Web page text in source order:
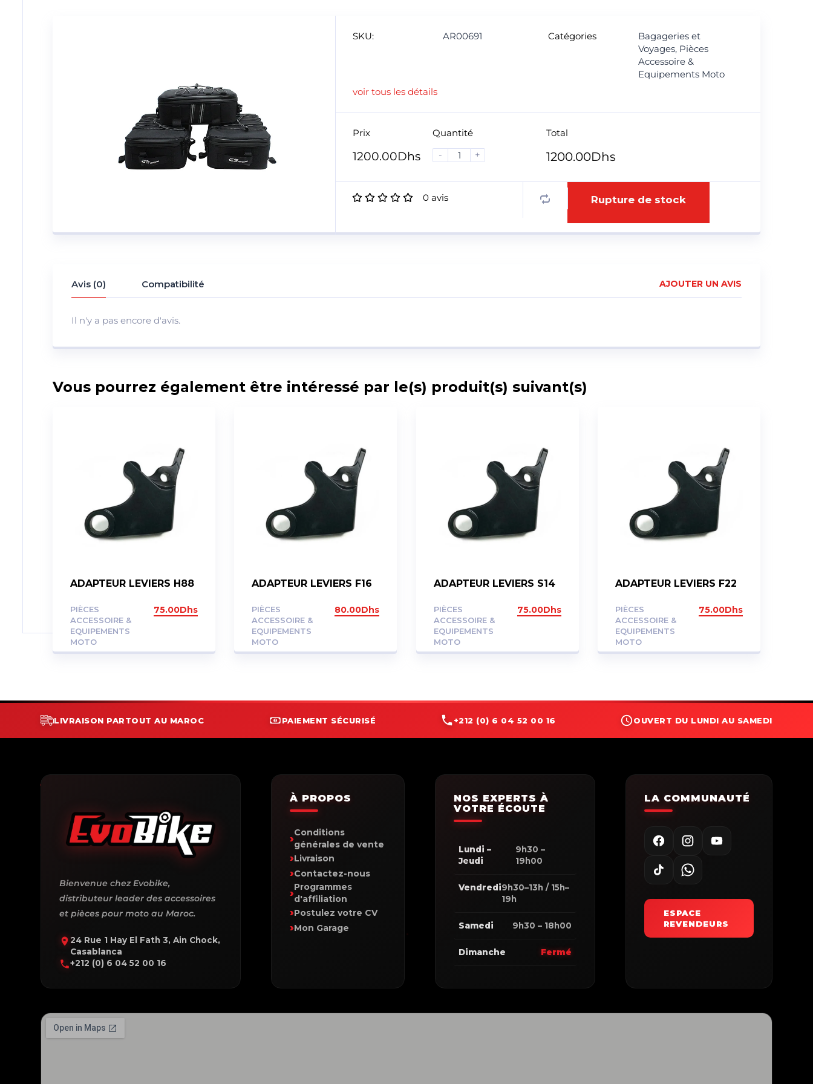
SKU: AR00691 Catégories
Bagageries et
Voyages, Pièces
Accessoire &
Equipements Moto
voir tous les détails
Prix
1200.00Dhs
Quantité
-
+
Total
1200.00Dhs
0 avis Rupture de stock
Avis (0) Compatibilité AJOUTER UN AVIS
Il n'y a pas encore d'avis.
Vous pourrez également être intéressé par le(s) produit(s) suivant(s)
ADAPTEUR LEVIERS H88
PIÈCES
ACCESSOIRE &
EQUIPEMENTS
MOTO
75.00Dhs
ADAPTEUR LEVIERS F16
PIÈCES
ACCESSOIRE &
EQUIPEMENTS
MOTO
80.00Dhs
ADAPTEUR LEVIERS S14
PIÈCES
ACCESSOIRE &
EQUIPEMENTS
MOTO
75.00Dhs
ADAPTEUR LEVIERS F22
PIÈCES
ACCESSOIRE &
EQUIPEMENTS
MOTO
75.00Dhs
LIVRAISON PARTOUT AU MAROC PAIEMENT SÉCURISÉ +212 (0) 6 04 52 00 16 OUVERT DU LUNDI AU SAMEDI
Bienvenue chez Evobike,
distributeur leader des accessoires
et pièces pour moto au Maroc.
24 Rue 1 Hay El Fath 3, Ain Chock,
Casablanca
+212 (0) 6 04 52 00 16
À PROPOS
Conditions
générales de vente
Livraison
Contactez-nous
Programmes
d'affiliation
Postulez votre CV
Mon Garage
NOS EXPERTS À
VOTRE ÉCOUTE
Lundi –
Jeudi
9h30 –
19h00
Vendredi9h30–13h / 15h–
19h
Samedi 9h30 – 18h00
Dimanche Fermé
LA COMMUNAUTÉ
ESPACE
REVENDEURS